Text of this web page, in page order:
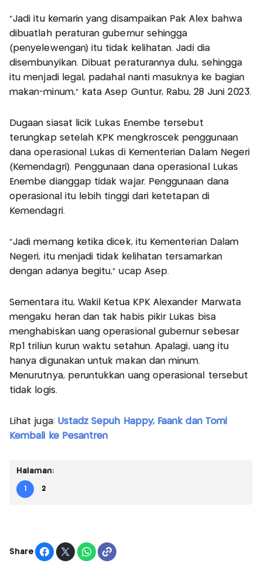
"Jadi itu kemarin yang disampaikan Pak Alex bahwa
dibuatlah peraturan gubernur sehingga
(penyelewengan) itu tidak kelihatan. Jadi dia
disembunyikan. Dibuat peraturannya dulu, sehingga
itu menjadi legal, padahal nanti masuknya ke bagian
makan-minum," kata Asep Guntur, Rabu, 28 Juni 2023.
Dugaan siasat licik Lukas Enembe tersebut
terungkap setelah KPK mengkroscek penggunaan
dana operasional Lukas di Kementerian Dalam Negeri
(Kemendagri). Penggunaan dana operasional Lukas
Enembe dianggap tidak wajar. Penggunaan dana
operasional itu lebih tinggi dari ketetapan di
Kemendagri.
"Jadi memang ketika dicek, itu Kementerian Dalam
Negeri, itu menjadi tidak kelihatan tersamarkan
dengan adanya begitu," ucap Asep.
Sementara itu, Wakil Ketua KPK Alexander Marwata
mengaku heran dan tak habis pikir Lukas bisa
menghabiskan uang operasional gubernur sebesar
Rp1 triliun kurun waktu setahun. Apalagi, uang itu
hanya digunakan untuk makan dan minum.
Menurutnya, peruntukkan uang operasional tersebut
tidak logis.
Lihat juga: Ustadz Sepuh Happy, Faank dan Tomi
Kembali ke Pesantren
Halaman:
1 2
Share